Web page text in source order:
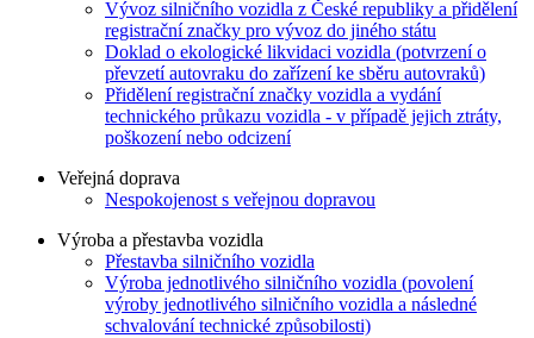
Vývoz silničního vozidla z České republiky a přidělení
registrační značky pro vývoz do jiného státu
Doklad o ekologické likvidaci vozidla (potvrzení o
převzetí autovraku do zařízení ke sběru autovraků)
Přidělení registrační značky vozidla a vydání
technického průkazu vozidla - v případě jejich ztráty,
poškození nebo odcizení
Veřejná doprava
Nespokojenost s veřejnou dopravou
Výroba a přestavba vozidla
Přestavba silničního vozidla
Výroba jednotlivého silničního vozidla (povolení
výroby jednotlivého silničního vozidla a následné
schvalování technické způsobilosti)